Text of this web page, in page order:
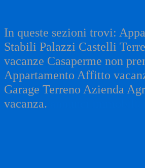
In queste sezioni trovi:
Stabili Palazzi Castelli
vacanze Casaperme non
Appartamento Affitto
Garage Terreno Azienda
vacanza.